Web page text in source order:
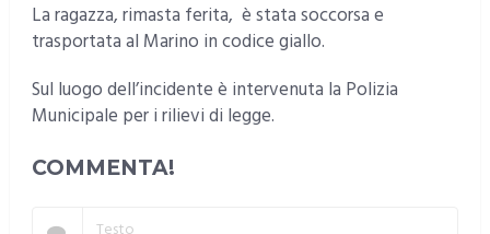
La ragazza, rimasta ferita, è stata soccorsa e
trasportata al Marino in codice giallo.
Sul luogo dell’incidente è intervenuta la Polizia
Municipale per i rilievi di legge.
COMMENTA!